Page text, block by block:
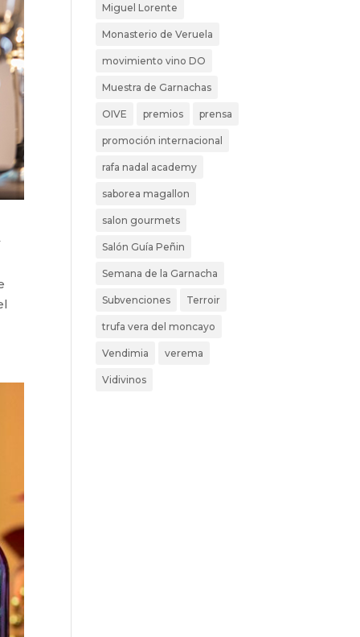
Miguel Lorente
Monasterio de Veruela
movimiento vino DO
Muestra de Garnachas
OIVE premios prensa
promoción internacional
rafa nadal academy
saborea magallon
salon gourmets
Salón Guía Peñin
Semana de la Garnacha
Subvenciones Terroir
trufa vera del moncayo
Vendimia verema
Vidivinos